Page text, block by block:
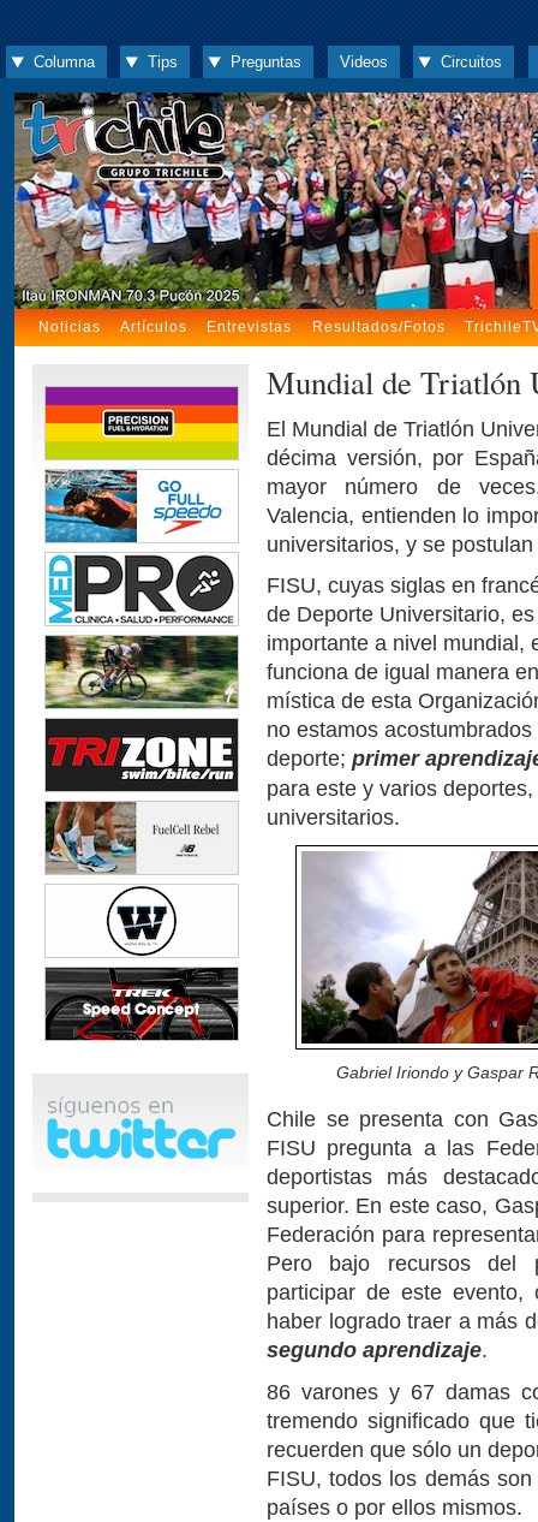
Columna Tips Preguntas Videos Circuitos
Noticias Artículos Entrevistas Resultados/Fotos
Mundial de Triatlón
El Mundial de Triatlón
décima versión, por
mayor número de
Valencia, entienden lo
universitarios, y se
FISU, cuyas siglas en
de Deporte Universitario,
importante a nivel mundial,
funciona de igual manera
mística de esta
no estamos
deporte; primer
para este y varios
universitarios.
Gabriel Iriondo y Gaspar
Chile se presenta con
FISU pregunta a las
deportistas más
superior. En este caso,
Federación para
Pero bajo recursos del
participar de este
haber logrado traer a más
segundo aprendizaje.
86 varones y 67 damas
tremendo significado que
recuerden que sólo un
FISU, todos los demás
países o por ellos mismos.